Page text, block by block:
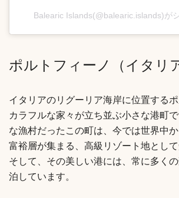
Balearic Islands(@balearic.islands)が
ポルトフィーノ（イタリ
イタリアのリグーリア海岸に位置する
カラフルな家々が立ち並ぶ小さな港町
な漁村だったこの町は、今では世界中
富裕層が集まる、高級リゾート地とし
そして、その美しい港には、常に多く
泊しています。